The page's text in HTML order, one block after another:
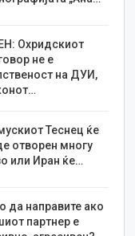
Охридскиот
не е
на ДУИ,
Теснец ќе
отворен многу
или Иран ќе…
да направите ако
партнер е